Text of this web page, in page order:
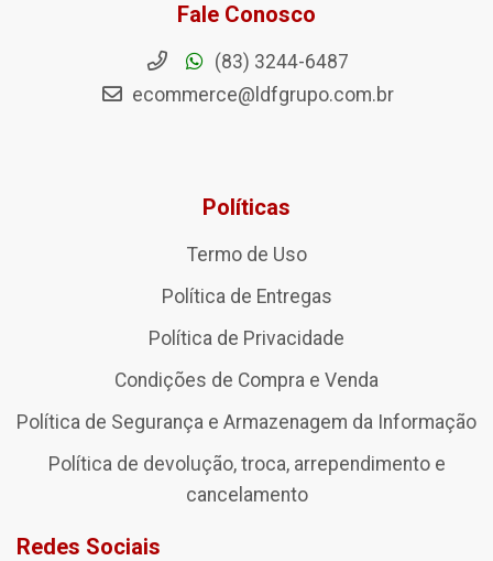
Fale Conosco
(83) 3244-6487
ecommerce@ldfgrupo.com.br
Políticas
Termo de Uso
Política de Entregas
Política de Privacidade
Condições de Compra e Venda
Política de Segurança e Armazenagem da Informação
Política de devolução, troca, arrependimento e
cancelamento
Redes Sociais